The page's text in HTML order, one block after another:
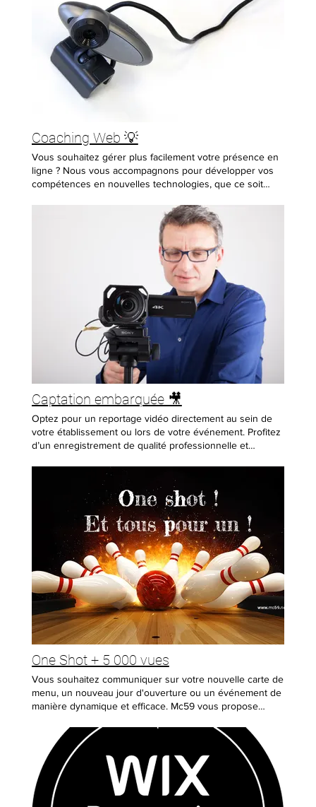
Coaching Web 💡
Vous souhaitez gérer plus facilement votre présence en
ligne ? Nous vous accompagnons pour développer vos
compétences en nouvelles technologies, que ce soit
Nos domaines d'expertise : ✔ Création de site internet
via notre partenaire Wix. ✔ Développement de votre
présence sur les réseaux sociaux. ✔ Optimisation de
votre référencement web pour plus de visibilité. 💬 Un
projet en tête ? MC59 se déplace dans votre
établissement pour étudier vos besoins et vous apporter
un accompagnement sur-mesure. 📩 Contactez-nous
pour en savoir plus ! 📌 Tarifs Déplacement inclus dans
un rayon de 25 km autour d'Armentières. 0,69 € par
kilomètre supplémentaire. Heure supplémentaire sur
place : 159 € HT. 📞 Contactez-nous pour un devis
personnalisé !
Captation embarquée 🎥
Optez pour un reportage vidéo directement au sein de
votre établissement ou lors de votre événement. Profitez
d’un enregistrement de qualité professionnelle et
votre film institutionnel ou publicitaire.
One Shot + 5 000 vues
Vous souhaitez communiquer sur votre nouvelle carte de
menu, un nouveau jour d'ouverture ou un événement de
manière dynamique et efficace. Mc59 vous propose
couleurs de votre logo avec vos photos et/ou vidéos et
votre texte. Vous pouvez choisir votre style de vidéo via
la Web TV "Short - Film Pub" sur la Page WEBDIDDUSION
(Lire Menu du site internet - Les 3 barres oranges en
haut à droite) - Merci de transmettre la référence de la
vidéo choisie Mc59_01000 Avec cette formule, Mc59